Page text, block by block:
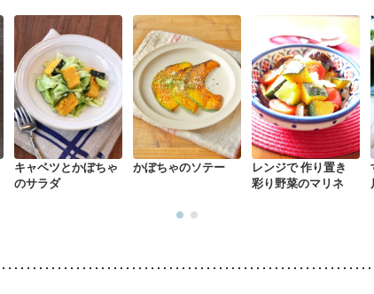
キャベツとかぼちゃ
のサラダ
かぼちゃのソテー
レンジで 作り置き
彩り野菜のマリネ